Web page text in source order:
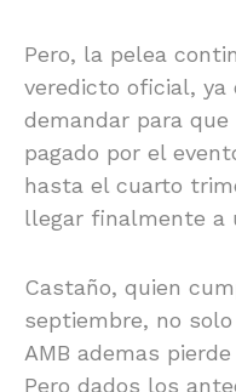
Pero, la pelea
veredicto oficial,
demandar para
pagado por el
hasta el cuarto
llegar finalmente a
Castaño, quien
septiembre, no
AMB ademas
Pero dados los